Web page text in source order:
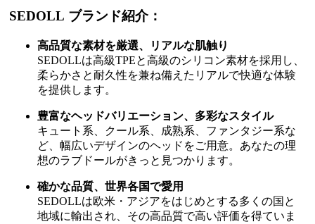
SEDOLL ブランド紹介：
高品質な素材を厳選、リアルな肌触り
SEDOLLは高級TPEと高級のシリコン素材を採用し、
柔らかさと耐久性を兼ね備えたリアルで快適な体験
を提供します。
豊富なヘッドバリエーション、多彩なスタイル
キュート系、クール系、成熟系、ファンタジー系な
ど、幅広いデザインのヘッドをご用意。あなたの理
想のラブドールがきっと見つかります。
確かな品質、世界各国で愛用
SEDOLLは欧米・アジアをはじめとする多くの国と
地域に輸出され、その高品質で高い評価を得ていま